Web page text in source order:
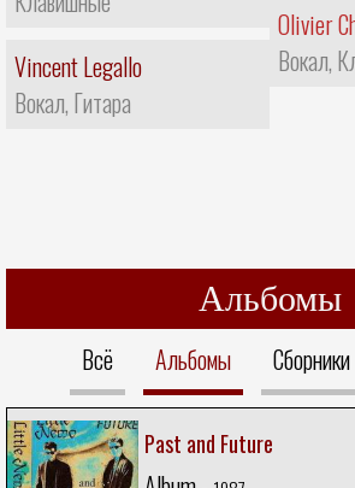
Vincent Legallo
Вокал, Гитара
Olivier
Вокал,
Альбомы
Всё Альбомы Сборники
Past and Future